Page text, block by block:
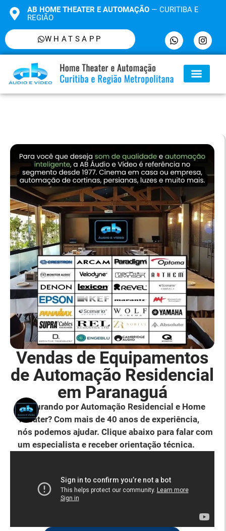
AB HOME THEATER E AUTOMAÇÃO— CURITIBA E
REGIÃO
WHATSAPP
Vendas de Equipamentos
de Automação Residencial
em Paranaguá
Procurando por Automação Residencial e Home
Theater? Com mais de 40 anos de experiência,
nós podemos ajudar. Clique abaixo para falar com
um especialista e receber orientação técnica.